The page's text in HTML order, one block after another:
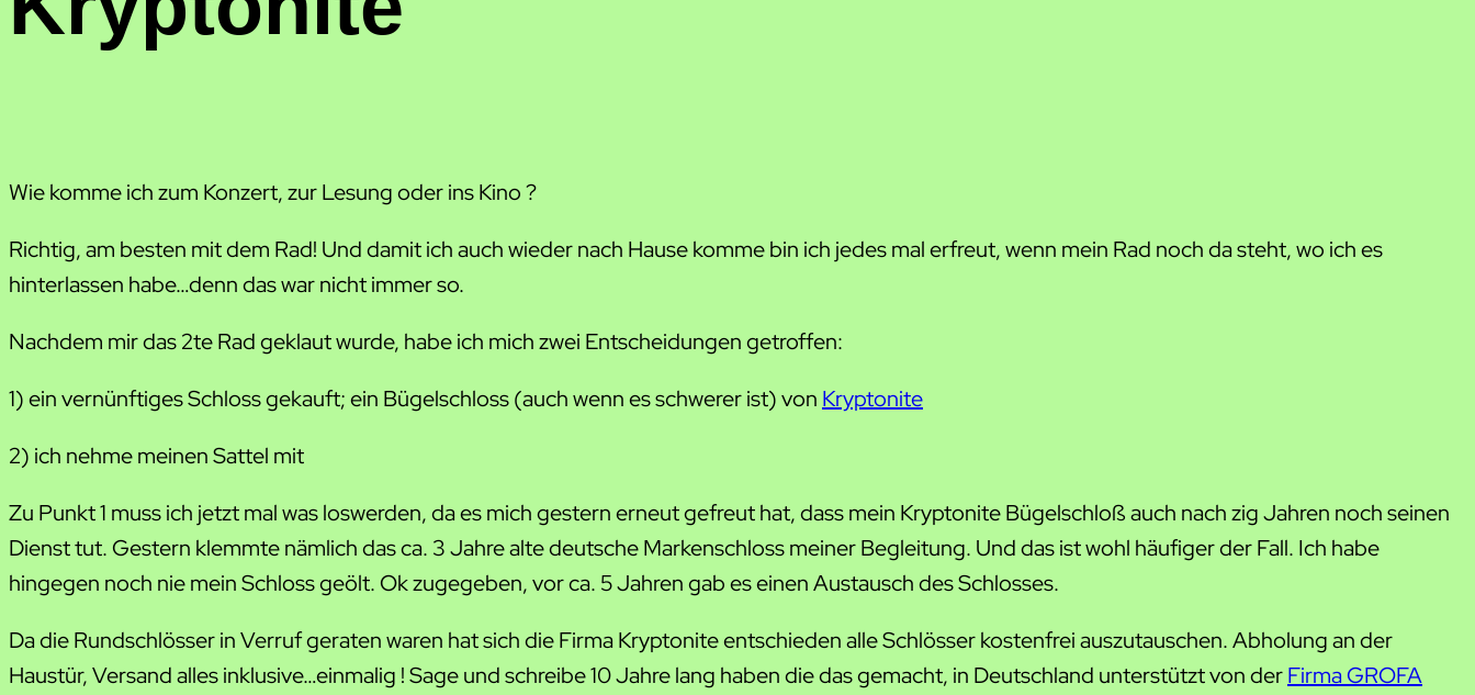
Wie komme ich zum Konzert, zur Lesung oder ins Kino ?
Richtig, am besten mit dem Rad! Und damit ich auch wieder nach Hause komme bin ich jedes mal erfreut, wenn mein Rad noch da steht, wo ich es
hinterlassen habe…denn das war nicht immer so.
Nachdem mir das 2te Rad geklaut wurde, habe ich mich zwei Entscheidungen getroffen:
1) ein vernünftiges Schloss gekauft; ein Bügelschloss (auch wenn es schwerer ist) von Kryptonite
2) ich nehme meinen Sattel mit
Zu Punkt 1 muss ich jetzt mal was loswerden, da es mich gestern erneut gefreut hat, dass mein Kryptonite Bügelschloß auch nach zig Jahren noch seinen
Dienst tut. Gestern klemmte nämlich das ca. 3 Jahre alte deutsche Markenschloss meiner Begleitung. Und das ist wohl häufiger der Fall. Ich habe
hingegen noch nie mein Schloss geölt. Ok zugegeben, vor ca. 5 Jahren gab es einen Austausch des Schlosses.
Da die Rundschlösser in Verruf geraten waren hat sich die Firma Kryptonite entschieden alle Schlösser kostenfrei auszutauschen. Abholung an der
Haustür, Versand alles inklusive…einmalig ! Sage und schreibe 10 Jahre lang haben die das gemacht, in Deutschland unterstützt von derFirma GROFA